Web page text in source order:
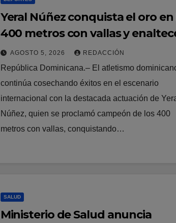
Yeral Núñez conquista el oro en
400 metros con vallas y
República Dominicana
AGOSTO 5, 2026 REDACCIÓN
República Dominicana.– El atletismo
continúa cosechando éxitos en el escenario
internacional con la destacada actuación de
Núñez, quien se proclamó campeón de los 400
metros con vallas, conquistando…
SALUD
Ministerio de Salud anuncia